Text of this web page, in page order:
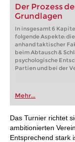
Der Prozess
Grundlagen
In insgesamt 6
folgende Aspekte:
anhand taktischer
beim Abtausch &
psychologische
Partien und bei der
Mehr...
Das Turnier richtet
ambitionierten
Entsprechend stark